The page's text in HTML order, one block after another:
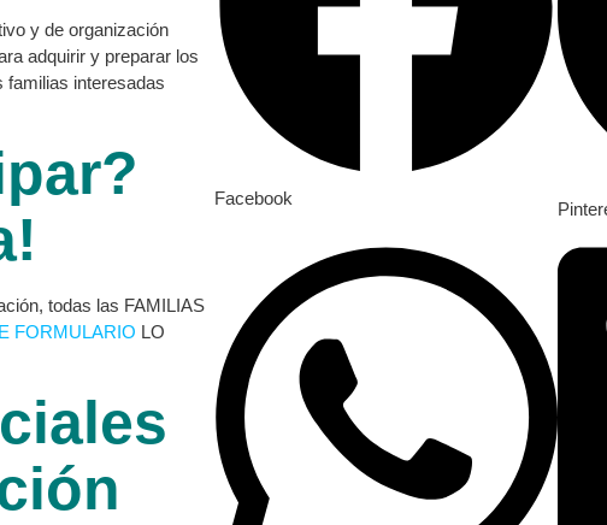
y de organización
adquirir y preparar los
familias interesadas
todas las FAMILIAS
FORMULARIO LO
Facebook